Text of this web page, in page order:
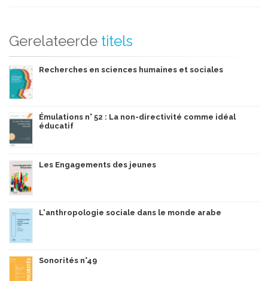
Gerelateerde titels
Recherches en sciences humaines et sociales
Émulations n° 52 : La non-directivité comme idéal
éducatif
Les Engagements des jeunes
L'anthropologie sociale dans le monde arabe
Sonorités n°49